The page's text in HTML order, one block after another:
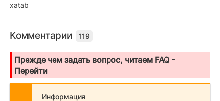
xatab
Комментарии 119
Прежде чем задать вопрос, читаем FAQ -
Перейти
Информация